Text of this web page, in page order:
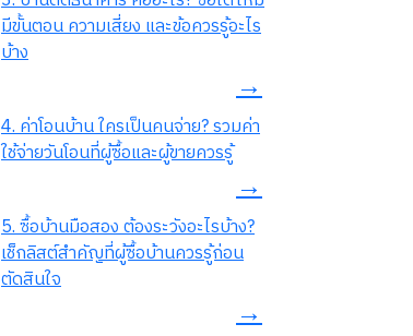
มีขั้นตอน ความเสี่ยง และข้อควรรู้อะไร
บ้าง
→
4. ค่าโอนบ้าน ใครเป็นคนจ่าย? รวมค่า
ใช้จ่ายวันโอนที่ผู้ซื้อและผู้ขายควรรู้
→
5. ซื้อบ้านมือสอง ต้องระวังอะไรบ้าง?
เช็กลิสต์สำคัญที่ผู้ซื้อบ้านควรรู้ก่อน
ตัดสินใจ
→